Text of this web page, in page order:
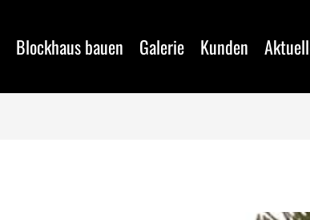
Blockhaus bauen Galerie Kunden